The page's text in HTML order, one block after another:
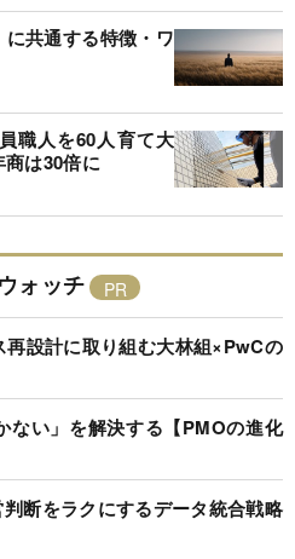
に共通する特徴・ワ
職人を60人育て大
は30倍に
ォッチ
設計に取り組む大林組×PwCの
ない」を解決する【PMOの進化
断をラクにするデータ統合戦略